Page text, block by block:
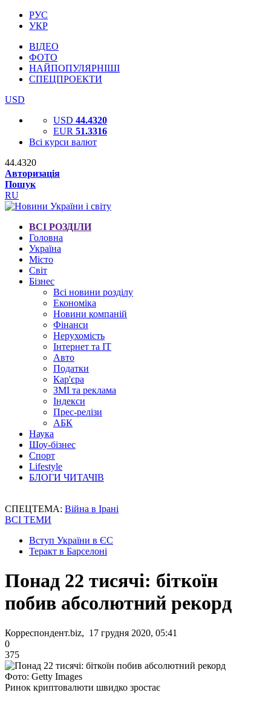
РУС
УКР
ВІДЕО
ФОТО
НАЙПОПУЛЯРНІШІ
СПЕЦПРОЕКТИ
USD
USD 44.4320
EUR 51.3316
Всі курси валют
44.4320
Авторизація
Пошук
RU
ВСІ РОЗДІЛИ
Головна
Україна
Місто
Світ
Бізнес
Всі новини розділу
Економіка
Новини компаній
Фінанси
Нерухомість
Інтернет та IT
Авто
Податки
Кар'єра
ЗМІ та реклама
Індекси
Прес-релізи
АБК
Наука
Шоу-бізнес
Спорт
Lifestyle
БЛОГИ ЧИТАЧІВ
СПЕЦТЕМА: Війна в Ірані
ВСІ ТЕМИ
Вступ України в ЄС
Теракт в Барселоні
Понад 22 тисячі: біткоїн
побив абсолютний рекорд
Корреспондент.biz, 17 грудня 2020, 05:41
0
375
Фото: Getty Images
Ринок криптовалюти швидко зростає